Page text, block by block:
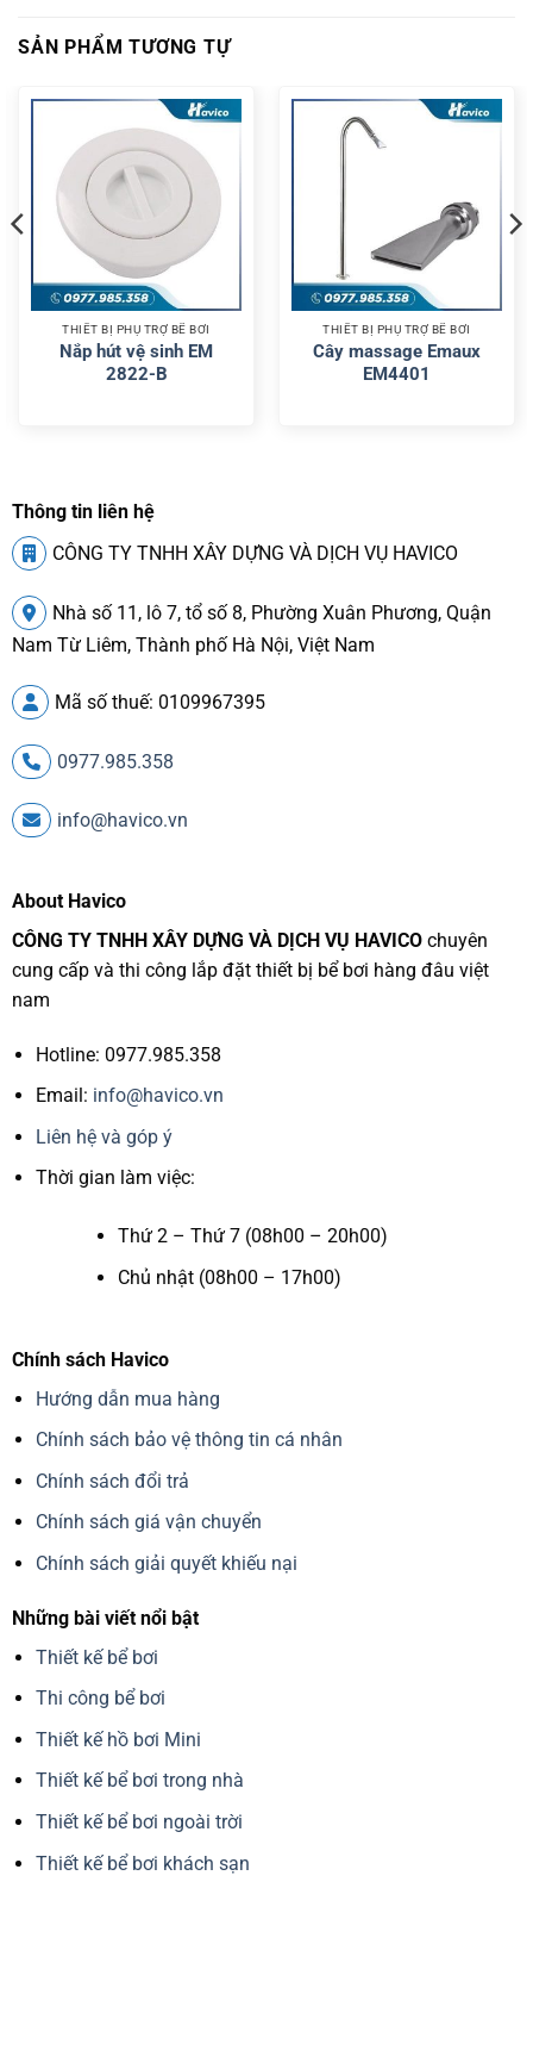
SẢN PHẨM TƯƠNG TỰ
THIẾT BỊ PHỤ TRỢ BỂ BƠI
Nắp hút vệ sinh EM
2822-B
THIẾT BỊ PHỤ TRỢ BỂ BƠI
Cây massage Emaux
EM4401
Thông tin liên hệ
CÔNG TY TNHH XÂY DỰNG VÀ DỊCH VỤ HAVICO
Nhà số 11, lô 7, tổ số 8, Phường Xuân Phương, Quận
Nam Từ Liêm, Thành phố Hà Nội, Việt Nam
Mã số thuế: 0109967395
0977.985.358
info@havico.vn
About Havico
CÔNG TY TNHH XÂY DỰNG VÀ DỊCH VỤ HAVICO chuyên
cung cấp và thi công lắp đặt thiết bị bể bơi hàng đâu việt
nam
Hotline: 0977.985.358
Email: info@havico.vn
Liên hệ và góp ý
Thời gian làm việc:
Thứ 2 – Thứ 7 (08h00 – 20h00)
Chủ nhật (08h00 – 17h00)
Chính sách Havico
Hướng dẫn mua hàng
Chính sách bảo vệ thông tin cá nhân
Chính sách đổi trả
Chính sách giá vận chuyển
Chính sách giải quyết khiếu nại
Những bài viết nổi bật
Thiết kế bể bơi
Thi công bể bơi
Thiết kế hồ bơi Mini
Thiết kế bể bơi trong nhà
Thiết kế bể bơi ngoài trời
Thiết kế bể bơi khách sạn